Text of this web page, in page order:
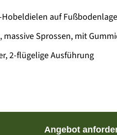
auf
Sprossen, mit
2-flügelige Ausführung
Angebot